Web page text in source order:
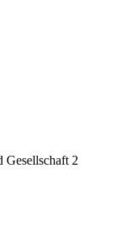
Gesellschaft 2